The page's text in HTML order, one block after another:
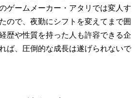
ゲームメーカー・アタリでは変人す
ので、夜勤にシフトを変えてまで囲
歴や性質を持った人も許容できる企
ば、圧倒的な成長は遂げられないで